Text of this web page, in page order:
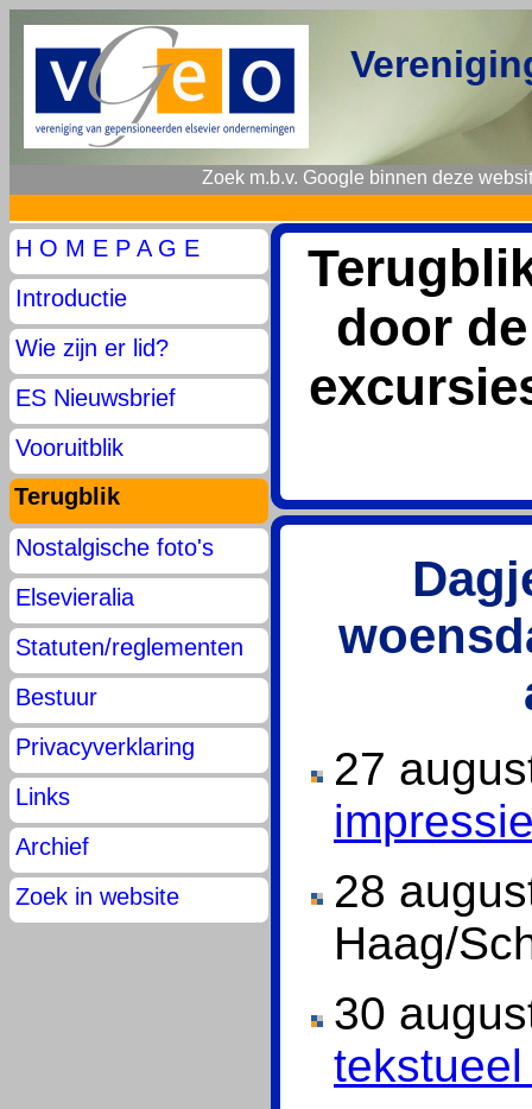
Zoek m.b.v. Google binnen deze
H O M E P A G E
Introductie
Wie zijn er lid?
ES Nieuwsbrief
Vooruitblik
Terugblik
Nostalgische foto's
Elsevieralia
Statuten/reglementen
Bestuur
Privacyverklaring
Links
Archief
Zoek in website
door
27
28
Haag/
30